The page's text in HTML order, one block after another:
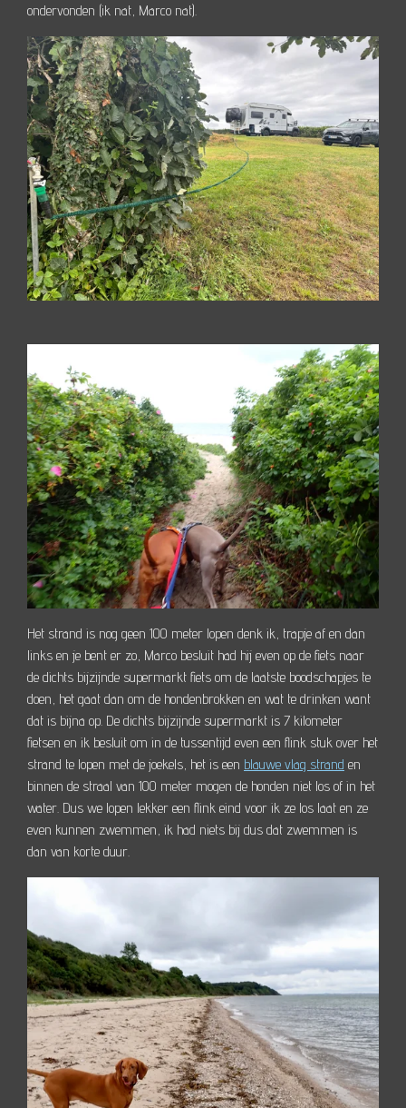
ondervonden (ik nat, Marco nat).
Het strand is nog geen 100 meter lopen denk ik, trapje af en dan
links en je bent er zo, Marco besluit had hij even op de fiets naar
de dichts bijzijnde supermarkt fiets om de laatste boodschapjes te
doen, het gaat dan om de hondenbrokken en wat te drinken want
dat is bijna op. De dichts bijzijnde supermarkt is 7 kilometer
fietsen en ik besluit om in de tussentijd even een flink stuk over het
strand te lopen met de joekels, het is een blauwe vlag strand en
binnen de straal van 100 meter mogen de honden niet los of in het
water. Dus we lopen lekker een flink eind voor ik ze los laat en ze
even kunnen zwemmen, ik had niets bij dus dat zwemmen is
dan van korte duur.